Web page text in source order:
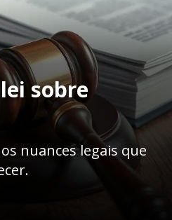
sobre
nuances legais que